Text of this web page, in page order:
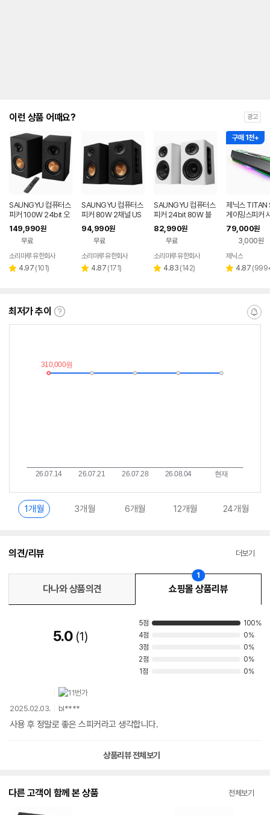
이런 상품 어때요? 광고
SAUNGYU 컴퓨터스
피커 100W 24bit 오
디오 2채널 PC 유선
블루투스 연결
149,990원
무료
소리마루 유한회사
별 4.97 리
(101)
SAUNGYU 컴퓨터스
피커 80W 2채널 US
B DAC 옵티컬 유선 연
결 블루투스 스피커
94,990원
무료
소리마루 유한회사
별 4.87 리
(171)
SAUNGYU 컴퓨터스
피커 24bit 80W 블
루투스 USB DAC AU
X 옵티컬 연결
82,990원
무료
소리마루 유한회사
별 4.83 리
(142)
구매 1천+
제닉스 TITAN
게이밍스피커
바 컴퓨터스피
79,000원
3,000원
페이
제닉스
별 4.87 리
(
최저가 추이
최
이
란?
알
1개월 3개월 6개월 12개월 24개월
의견/리뷰 더보기
다나와 상품의견 쇼핑몰 상품리뷰
1
5.0 1
5점
100%
4점
0%
3점
0%
2점
0%
1점
0%
2025.02.03. bl****
사용 후 정말로 좋은 스피커라고 생각합니다.
상품리뷰 전체보기
다른 고객이 함께 본 상품 전체보기